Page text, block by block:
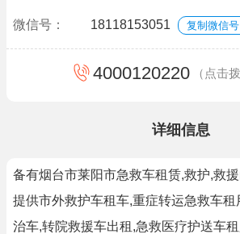
微信号： 18118153051 复制微信号
4000120220 （点击
详细信息
备有烟台市莱阳市急救车租赁,救护,救
提供市外救护车租车,重症转运急救车租
治车,转院救援车出租,急救医疗护送车